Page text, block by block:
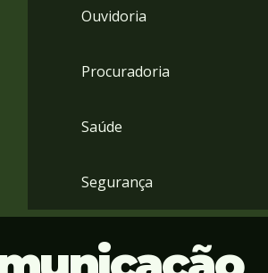
Ouvidoria
Procuradoria
Saúde
Segurança